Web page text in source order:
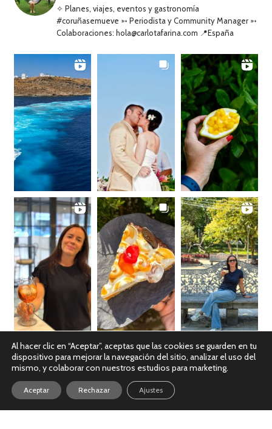
✧ Planes, viajes, eventos y gastronomía
#coruñasemueve ➳ Periodista y Community Manager ➳
Colaboraciones: hola@carlotafarina.com 📍España
Ver en Instagram
Al hacer clic en “Aceptar”, aceptas que las cookies se guarden en tu
dispositivo para mejorar la navegación del sitio, analizar el uso del
mismo, y colaborar con nuestros estudios para marketing.
Aceptar Rechazar Ajustes